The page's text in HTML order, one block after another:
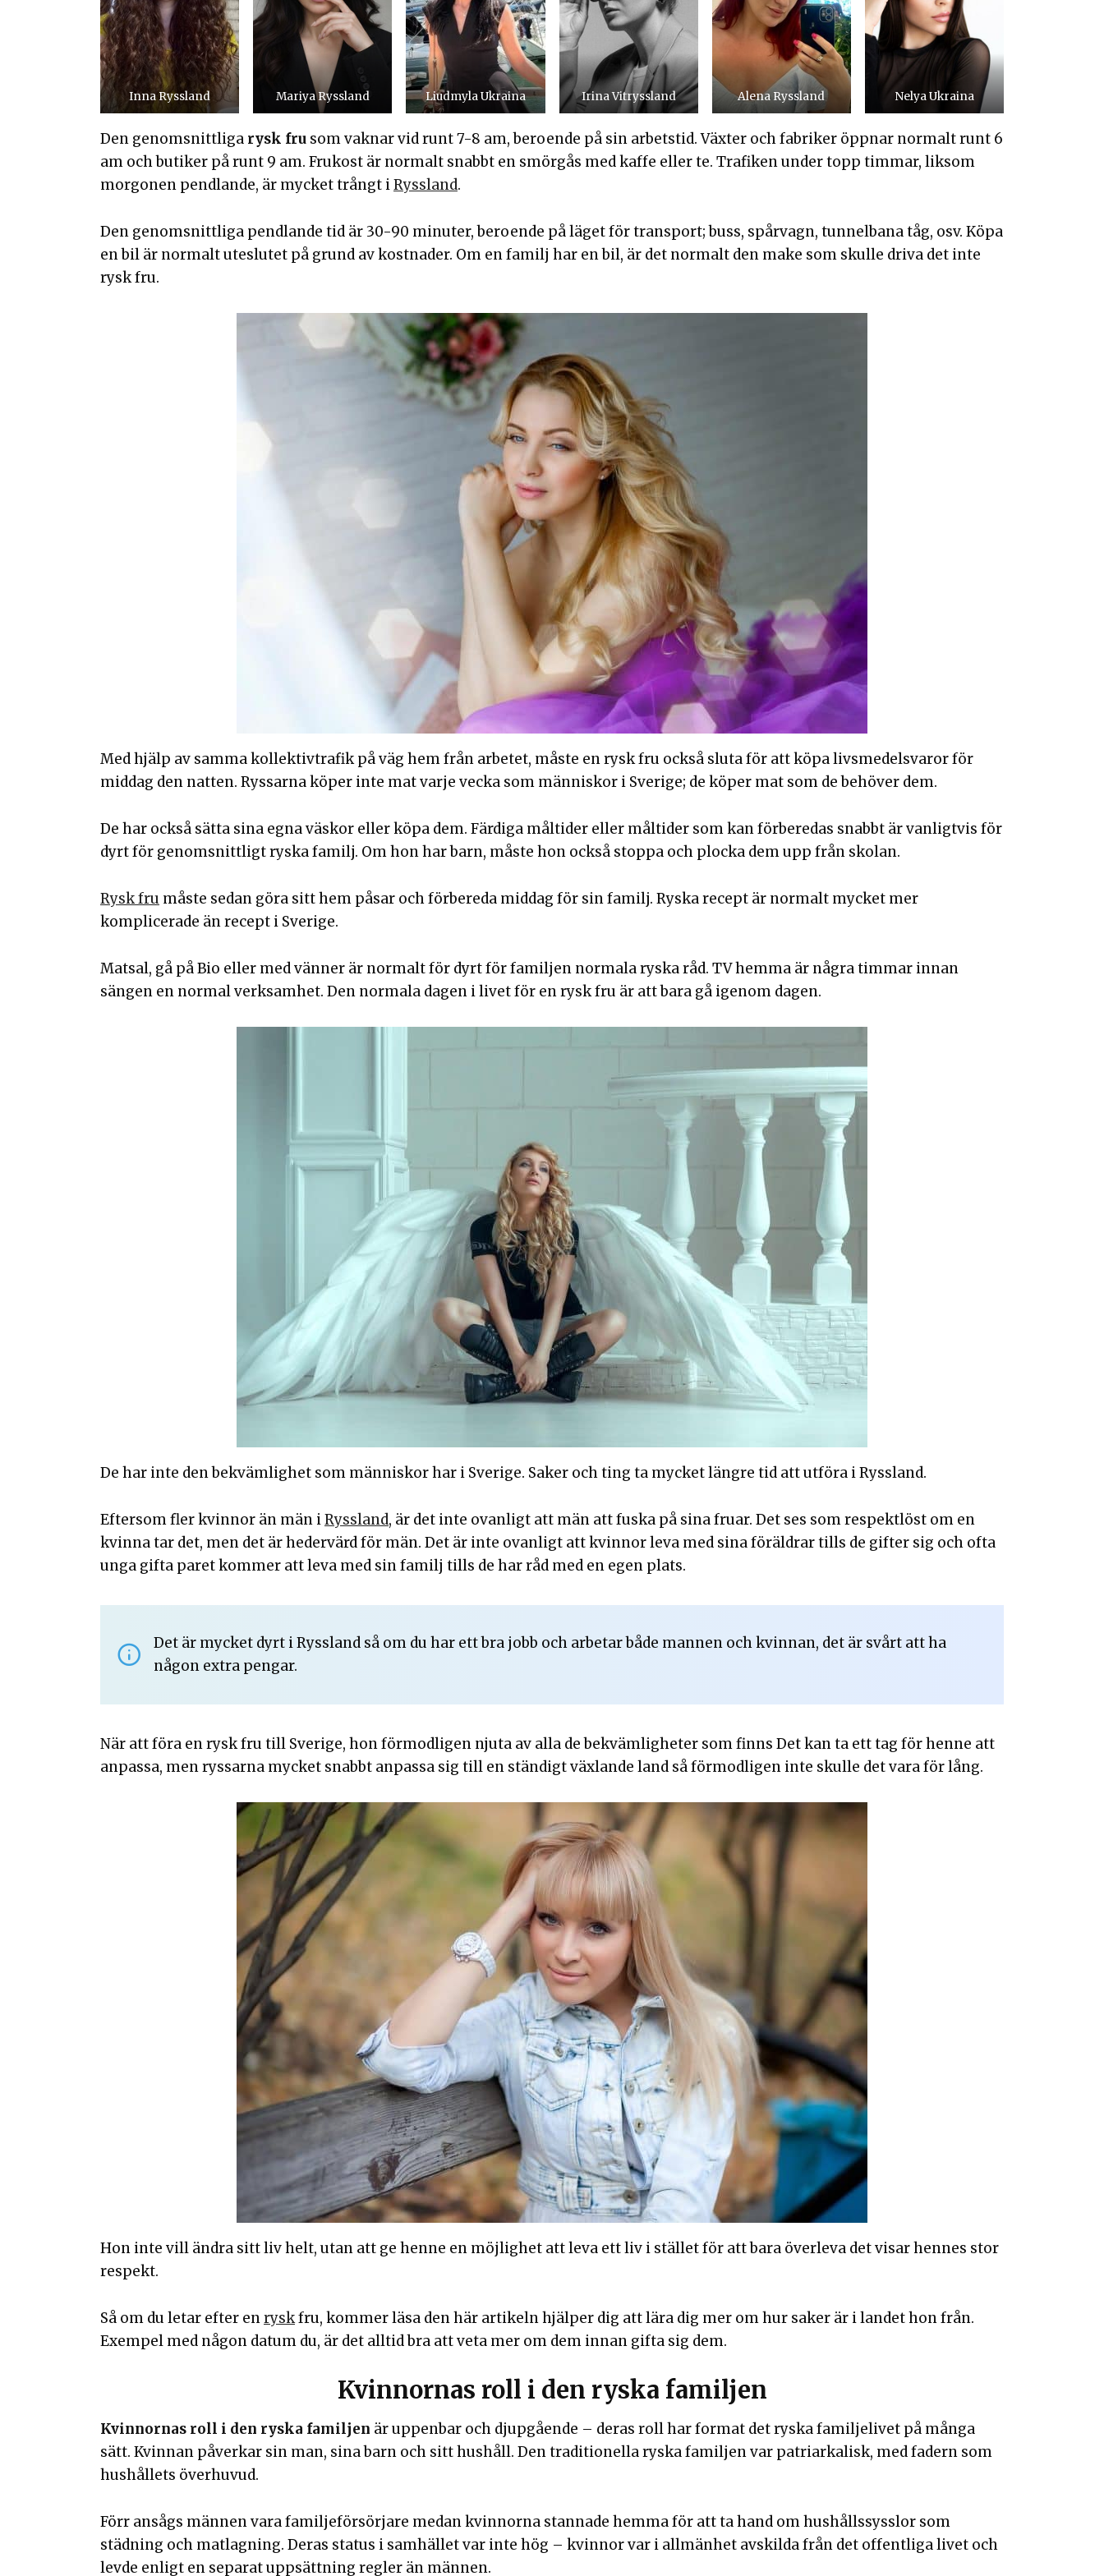
Inna Ryssland Mariya Ryssland Liudmyla Ukraina Irina Vitryssland Alena Ryssland Nelya Ukraina
Den genomsnittliga rysk fru som vaknar vid runt 7-8 am, beroende på sin arbetstid. Växter och fabriker öppnar normalt runt 6
am och butiker på runt 9 am. Frukost är normalt snabbt en smörgås med kaffe eller te. Trafiken under topp timmar, liksom
morgonen pendlande, är mycket trångt iRyssland.
Den genomsnittliga pendlande tid är 30-90 minuter, beroende på läget för transport; buss, spårvagn, tunnelbana tåg, osv. Köpa
en bil är normalt uteslutet på grund av kostnader. Om en familj har en bil, är det normalt den make som skulle driva det inte
rysk fru.
Med hjälp av samma kollektivtrafik på väg hem från arbetet, måste en rysk fru också sluta för att köpa livsmedelsvaror för
middag den natten. Ryssarna köper inte mat varje vecka som människor i Sverige; de köper mat som de behöver dem.
De har också sätta sina egna väskor eller köpa dem. Färdiga måltider eller måltider som kan förberedas snabbt är vanligtvis för
dyrt för genomsnittligt ryska familj. Om hon har barn, måste hon också stoppa och plocka dem upp från skolan.
Rysk fru måste sedan göra sitt hem påsar och förbereda middag för sin familj. Ryska recept är normalt mycket mer
komplicerade än recept i Sverige.
Matsal, gå på Bio eller med vänner är normalt för dyrt för familjen normala ryska råd. TV hemma är några timmar innan
sängen en normal verksamhet. Den normala dagen i livet för en rysk fru är att bara gå igenom dagen.
De har inte den bekvämlighet som människor har i Sverige. Saker och ting ta mycket längre tid att utföra i Ryssland.
Eftersom fler kvinnor än män iRyssland, är det inte ovanligt att män att fuska på sina fruar. Det ses som respektlöst om en
kvinna tar det, men det är hedervärd för män. Det är inte ovanligt att kvinnor leva med sina föräldrar tills de gifter sig och ofta
unga gifta paret kommer att leva med sin familj tills de har råd med en egen plats.
Det är mycket dyrt i Ryssland så om du har ett bra jobb och arbetar både mannen och kvinnan, det är svårt att ha
någon extra pengar.
När att föra en rysk fru till Sverige, hon förmodligen njuta av alla de bekvämligheter som finns Det kan ta ett tag för henne att
anpassa, men ryssarna mycket snabbt anpassa sig till en ständigt växlande land så förmodligen inte skulle det vara för lång.
Hon inte vill ändra sitt liv helt, utan att ge henne en möjlighet att leva ett liv i stället för att bara överleva det visar hennes stor
respekt.
Så om du letar efter enryskfru, kommer läsa den här artikeln hjälper dig att lära dig mer om hur saker är i landet hon från.
Exempel med någon datum du, är det alltid bra att veta mer om dem innan gifta sig dem.
Kvinnornas roll i den ryska familjen
Kvinnornas roll i den ryska familjen är uppenbar och djupgående – deras roll har format det ryska familjelivet på många
sätt. Kvinnan påverkar sin man, sina barn och sitt hushåll. Den traditionella ryska familjen var patriarkalisk, med fadern som
hushållets överhuvud.
Förr ansågs männen vara familjeförsörjare medan kvinnorna stannade hemma för att ta hand om hushållssysslor som
städning och matlagning. Deras status i samhället var inte hög – kvinnor var i allmänhet avskilda från det offentliga livet och
levde enligt en separat uppsättning regler än männen.